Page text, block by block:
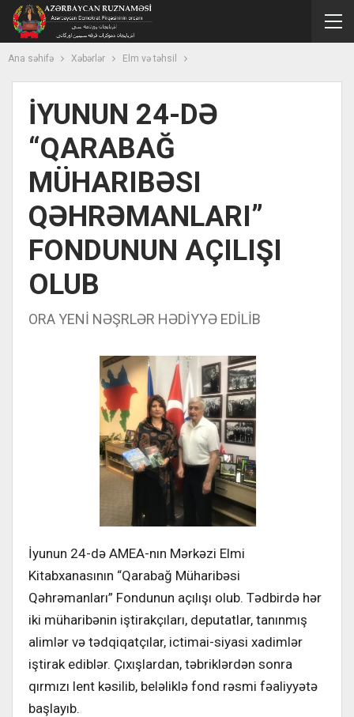
Ana səhifə Xəbərlər Elm və təhsil
İYUNUN 24-DƏ
“QARABAĞ
MÜHARIBƏSI
QƏHRƏMANLARI”
FONDUNUN AÇILIŞI
OLUB
ORA YENİ NƏŞRLƏR HƏDİYYƏ EDİLİB
İyunun 24-də AMEA-nın Mərkəzi Elmi
Kitabxanasının “Qarabağ Müharibəsi
Qəhrəmanları” Fondunun açılışı olub. Tədbirdə hər
iki müharibənin iştirakçıları, deputatlar, tanınmış
alimlər və tədqiqatçılar, ictimai-siyasi xadimlər
iştirak ediblər. Çıxışlardan, təbriklərdən sonra
qırmızı lent kəsilib, beləliklə fond rəsmi fəaliyyətə
başlayıb.